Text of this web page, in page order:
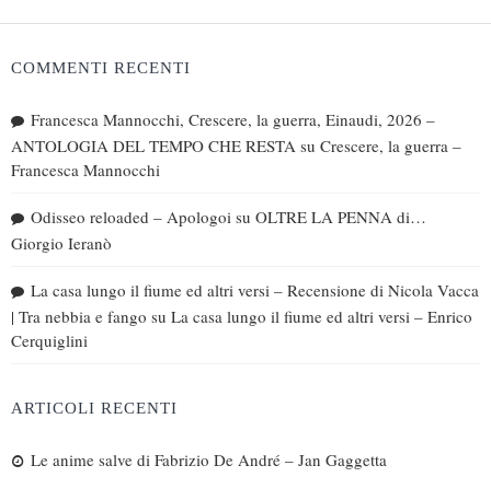
COMMENTI RECENTI
Francesca Mannocchi, Crescere, la guerra, Einaudi, 2026 –
ANTOLOGIA DEL TEMPO CHE RESTA su Crescere, la guerra –
Francesca Mannocchi
Odisseo reloaded – Apologoi su OLTRE LA PENNA di…
Giorgio Ieranò
La casa lungo il fiume ed altri versi – Recensione di Nicola Vacca
| Tra nebbia e fango su La casa lungo il fiume ed altri versi – Enrico
Cerquiglini
ARTICOLI RECENTI
Le anime salve di Fabrizio De André – Jan Gaggetta